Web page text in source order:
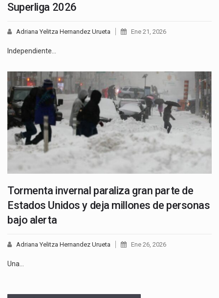
Superliga 2026
Adriana Yelitza Hernandez Urueta Ene 21, 2026
Independiente…
Tormenta invernal paraliza gran parte de
Estados Unidos y deja millones de personas
bajo alerta
Adriana Yelitza Hernandez Urueta Ene 26, 2026
Una…